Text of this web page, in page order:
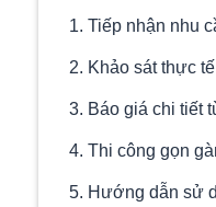
Tiếp nhận nhu
Khảo sát thực
Báo giá chi tiết
Thi công gọn
Hướng dẫn sử